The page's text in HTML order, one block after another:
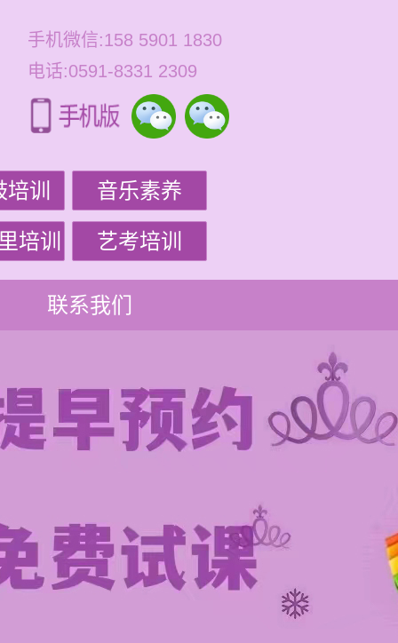
手机微信:158 5901 1830
电话:0591-8331 2309
训 音乐素养
培训 艺考培训
联系我们